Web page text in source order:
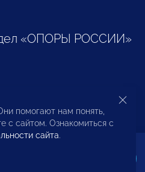
«ОПОРЫ РОССИИ»
предпринимателей и
помогают нам понять,
с сайтом. Ознакомиться с
сайта.